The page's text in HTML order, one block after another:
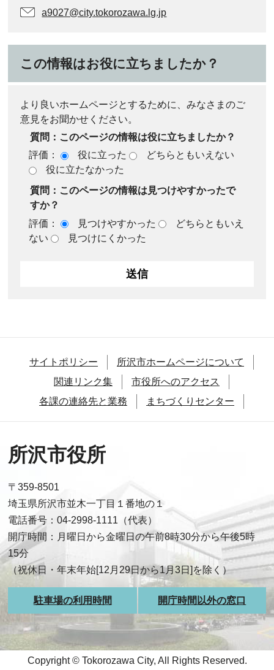
a9027@city.tokorozawa.lg.jp
この情報はお役に立ちましたか？
より良いホームページとするために、みなさまのご
意見をお聞かせください。
質問：このページの情報は役に立ちましたか？
評価：
役に立った
どちらともいえない
役に立たなかった
質問：このページの情報は見つけやすかったで
すか？
評価：
見つけやすかった
どちらともいえ
ない
見つけにくかった
サイトポリシー
所沢市ホームページについて
関連リンク集
市役所へのアクセス
各課の連絡先と業務
まちづくりセンター
所沢市役所
〒359-8501
埼玉県所沢市並木一丁目１番地の１
電話番号：04-2998-1111（代表）
開庁時間：月曜日から金曜日の午前8時30分から午後5時
15分
（祝休日・年末年始[12月29日から1月3日]を除く）
駐車場の利用時間 開庁時間以外の窓口
Copyright © Tokorozawa City, All Rights Reserved.